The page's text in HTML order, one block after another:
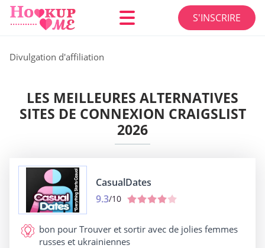
S'INSCRIRE
Divulgation d'affiliation
LES MEILLEURES ALTERNATIVES
SITES DE CONNEXION CRAIGSLIST
2026
CasualDates
9.3/10
bon pour Trouver et sortir avec de jolies femmes
russes et ukrainiennes